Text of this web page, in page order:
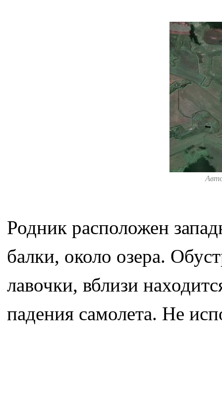
Родник расположен
балки, около озера.
лавочки, вблизи
падения самолета. Не